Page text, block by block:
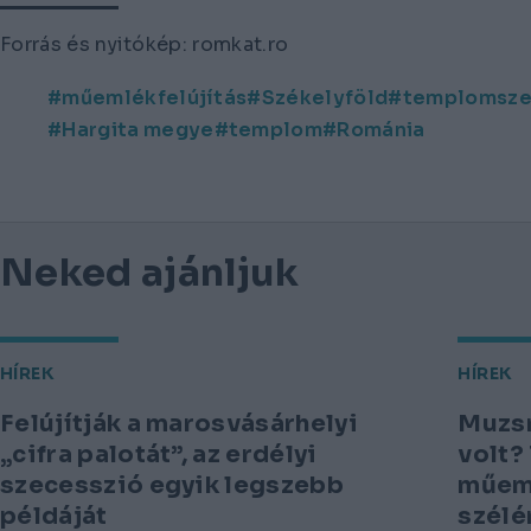
Forrás és nyitókép: romkat.ro
műemlékfelújítás Székelyföld
Hargita megye
templom Románia
Neked ajánljuk
HÍREK
Felújítják a marosvásárhelyi
„cifra palotát”, az erdélyi
szecesszió egyik legszebb
példáját
HÍREK
volt?